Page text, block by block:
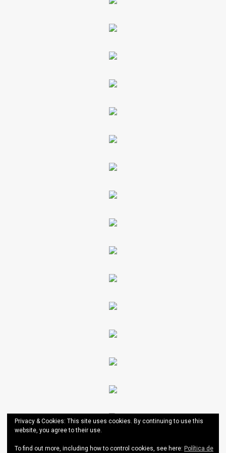
Privacy & Cookies: This site uses cookies. By continuing to use this
website, you agree to their use.
To find out more, including how to control cookies, see here: Política de